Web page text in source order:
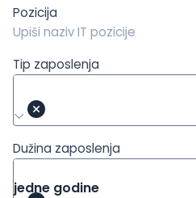
Pozicija
Tip zaposlenja
Dužina zaposlenja
jedne godine